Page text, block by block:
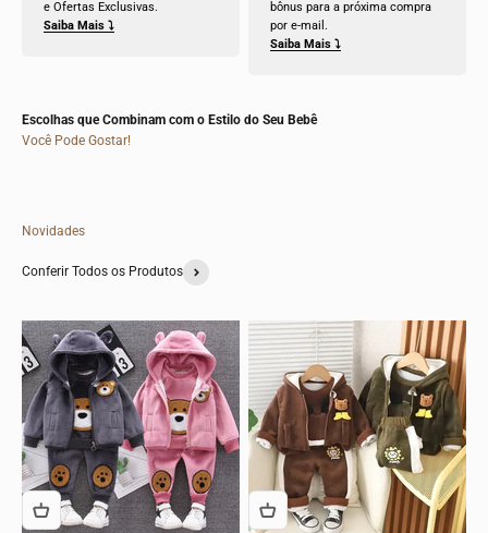
e Ofertas Exclusivas.
Saiba Mais ⤵
bônus para a próxima compra
por e-mail.
Saiba Mais ⤵
Escolhas que Combinam com o Estilo do Seu Bebê
Você Pode Gostar!
Novidades
Conferir Todos os Produtos